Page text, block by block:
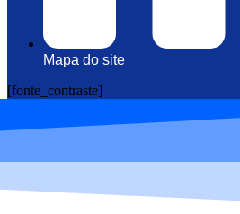
Mapa do site
[fonte_contraste]